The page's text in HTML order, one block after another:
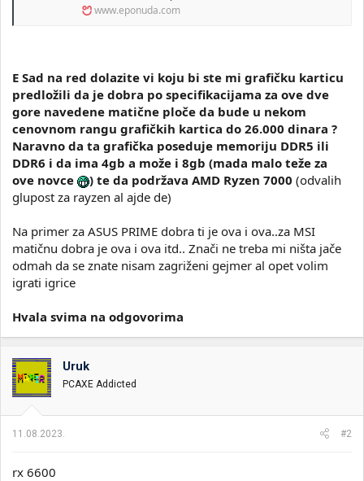
www.eponuda.com
E Sad na red dolazite vi koju bi ste mi grafičku karticu
predložili da je dobra po specifikacijama za ove dve
gore navedene matične ploče da bude u nekom
cenovnom rangu grafičkih kartica do 26.000 dinara ?
Naravno da ta grafička poseduje memoriju DDR5 ili
DDR6 i da ima 4gb a može i 8gb (mada malo teže za
ove novce
) te da podržava AMD Ryzen 7000 (odvalih
glupost za rayzen al ajde de)
Na primer za ASUS PRIME dobra ti je ova i ova..za MSI
matičnu dobra je ova i ova itd.. Znači ne treba mi ništa jače
odmah da se znate nisam zagriženi gejmer al opet volim
igrati igrice
Hvala svima na odgovorima
Uruk
PCAXE Addicted
11.08.2023. #2
rx 6600